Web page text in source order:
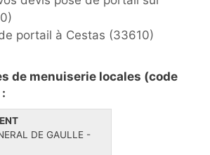
portail à Cestas (33610)
de menuiserie locales (code
DE GAULLE -